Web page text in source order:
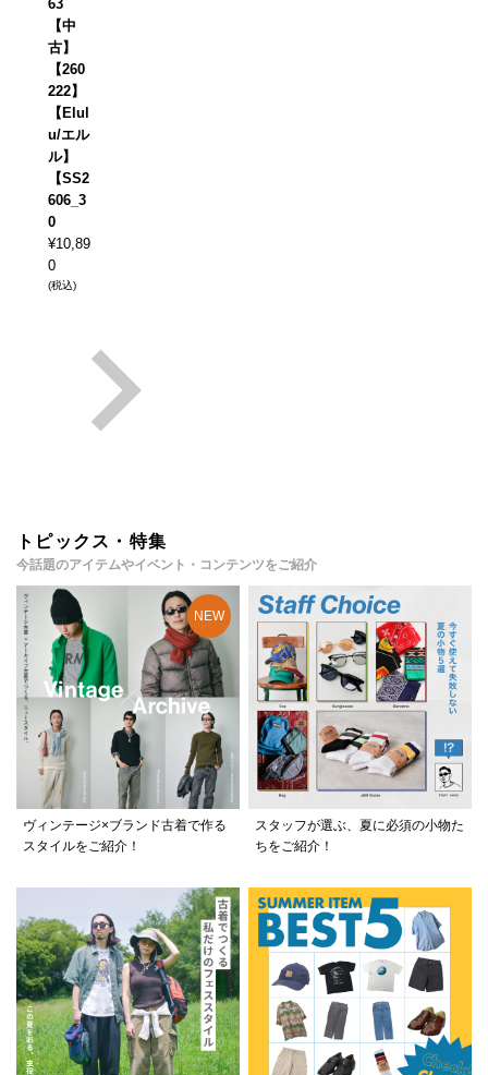
63
【中
古】
【260
222】
【Elul
u/エル
ル】
【SS2
606_3
0
¥10,89
0
(税込)
トピックス・特集
今話題のアイテムやイベント・コンテンツをご紹介
ヴィンテージ×ブランド古着で作る
スタイルをご紹介！
スタッフが選ぶ、夏に必須の小物た
ちをご紹介！